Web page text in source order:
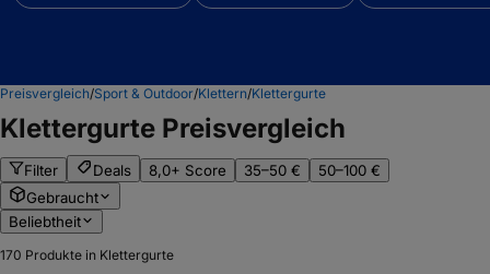
Preisvergleich/Sport & Outdoor/Klettern/Klettergurte
Klettergurte Preisvergleich
Filter Deals 8,0+ Score 35–50 €
50–100 €
Gebraucht
Beliebtheit
170 Produkte in Klettergurte